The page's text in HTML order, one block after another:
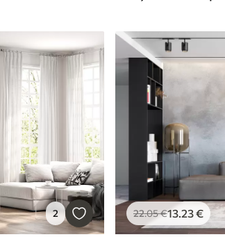
2 22.05€13.23€